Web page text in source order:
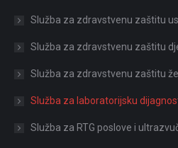
Služba za zdravstvenu zaštitu
Služba za zdravstvenu zaštitu
Služba za zdravstvenu zaštitu
Služba za laboratorijsku
Služba za RTG poslove i